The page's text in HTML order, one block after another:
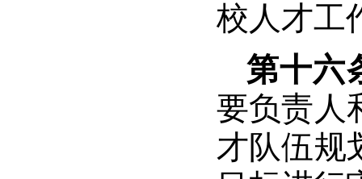
校人才工
第十六
要负责人
才队伍规